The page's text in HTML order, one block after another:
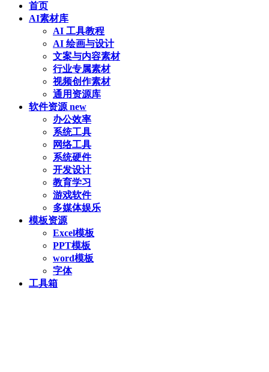
首页
AI素材库
AI 工具教程
AI 绘画与设计
文案与内容素材
行业专属素材
视频创作素材
通用资源库
软件资源 new
办公效率
系统工具
网络工具
系统硬件
开发设计
教育学习
游戏软件
多媒体娱乐
模板资源
Excel模板
PPT模板
word模板
字体
工具箱